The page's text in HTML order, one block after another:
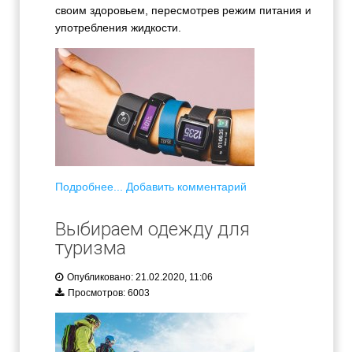
своим здоровьем, пересмотрев режим питания и
употребления жидкости.
Подробнее... Добавить комментарий
Выбираем одежду для
туризма
Опубликовано: 21.02.2020, 11:06
Просмотров: 6003